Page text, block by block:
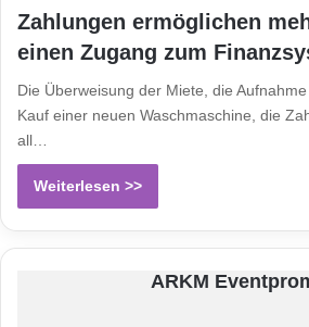
Zahlungen ermöglichen
einen Zugang zum
Die Überweisung der Miete, die
Kauf einer neuen Waschmaschine, die
all…
Weiterlesen >>
ARKM